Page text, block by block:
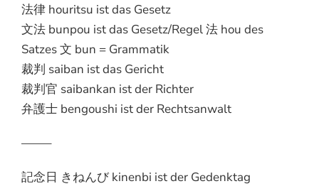
法律 houritsu ist das Gesetz
文法 bunpou ist das Gesetz/Regel 法 hou des
Satzes 文 bun = Grammatik
裁判 saiban ist das Gericht
裁判官 saibankan ist der Richter
弁護士 bengoushi ist der Rechtsanwalt
——–
記念日 きねんび kinenbi ist der Gedenktag